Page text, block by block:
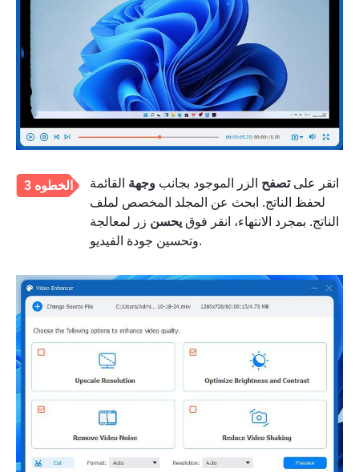
الخطوه 3 انقر علىتصفح الزر الموجود بجانب وجهة القائمة
لحفظ الناتج. ابحث عن المجلد المخصص لملف
الناتج. بمجرد الانتهاء، انقر فوق يحسن زر لمعالجة
وتحسين جودة الفيديو.